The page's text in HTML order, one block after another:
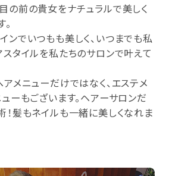
の前の貴女をナチュラルで美しく
ンでいつもも美しく、いつまでも私
スタイルを私たちのサロンで叶えて
アメニューだけではなく、エステメ
ーもございます。ヘアーサロンだ
！髪もネイルも一緒に美しくなれま